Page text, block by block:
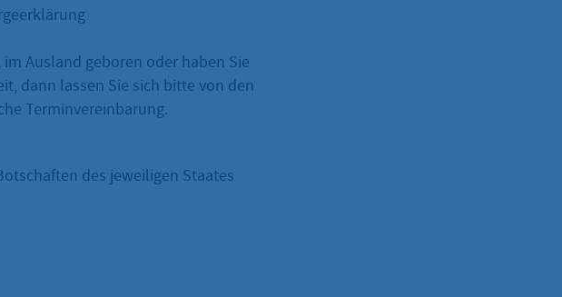
Ausland geboren oder haben Sie
dann lassen Sie sich bitte von den
Terminvereinbarung.
des jeweiligen Staates